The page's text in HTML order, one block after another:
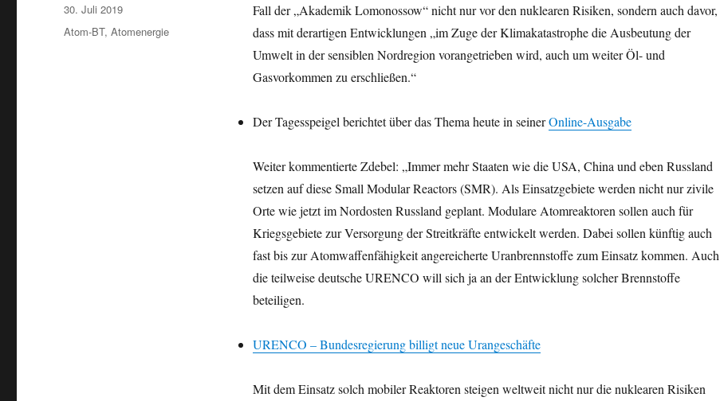
Fall der „Akademik Lomonossow“ nicht nur vor den nuklearen Risiken, sondern auch davor,
dass mit derartigen Entwicklungen „im Zuge der Klimakatastrophe die Ausbeutung der
Umwelt in der sensiblen Nordregion vorangetrieben wird, auch um weiter Öl- und
Gasvorkommen zu erschließen.“
Der Tagesspeigel berichtet über das Thema heute in seinerOnline-Ausgabe
Weiter kommentierte Zdebel: „Immer mehr Staaten wie die USA, China und eben Russland
setzen auf diese Small Modular Reactors (SMR). Als Einsatzgebiete werden nicht nur zivile
Orte wie jetzt im Nordosten Russland geplant. Modulare Atomreaktoren sollen auch für
Kriegsgebiete zur Versorgung der Streitkräfte entwickelt werden. Dabei sollen künftig auch
fast bis zur Atomwaffenfähigkeit angereicherte Uranbrennstoffe zum Einsatz kommen. Auch
die teilweise deutsche URENCO will sich ja an der Entwicklung solcher Brennstoffe
beteiligen.
URENCO – Bundesregierung billigt neue Urangeschäfte
Mit dem Einsatz solch mobiler Reaktoren steigen weltweit nicht nur die nuklearen Risiken
Veröffentlicht
am
30. Juli 2019
Kategorien
Atom-BT,Atomenergie